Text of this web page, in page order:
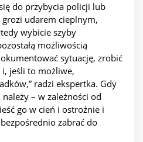
do przybycia policji lub
udarem cieplnym,
wybicie szyby
możliwością
sytuację, zrobić
jeśli to możliwe,
radzi ekspertka. Gdy
– w zależności od
go w cień i ostrożnie i
zabrać do